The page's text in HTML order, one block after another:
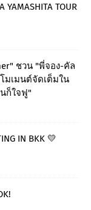
YAMASHITA TOUR
ชวน "พี่จอง-คัล
มเมนต์จัดเต็มใน
ก็ใจฟู"
IN BKK 💛